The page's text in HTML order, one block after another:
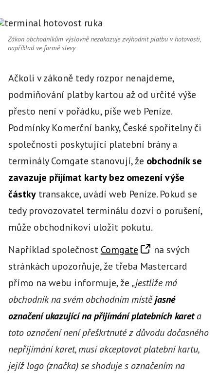
Zákon obchodníkům výslovně nezakazuje zvýhodnit platbu v hotovosti,
například ve formě slevy
Ačkoli v zákoně tedy rozpor nenajdeme,
podmiňování platby kartou až od určité výše
přesto není v pořádku, píše web Peníze.
Podmínky Komerční banky, České spořitelny či
společnosti poskytující platební brány a
terminály Comgate stanovují, že obchodník se
zavazuje přijímat karty bez omezení výše
částkytransakce, uvádí web Peníze. Pokud se
tedy provozovatel terminálu dozví o porušení,
může obchodníkovi uložit pokutu.
Například společnost Comgate
na svých
stránkách upozorňuje, že třeba Mastercard
přímo na webu informuje, že „jestliže má
obchodník na svém obchodním místějasné
označení ukazující na přijímání platebních kareta
toto označení není přeškrtnuté z důvodu dočasného
nepřijímání karet, musí akceptovat platební kartu,
jejíž logo (značka) se shoduje s označením na